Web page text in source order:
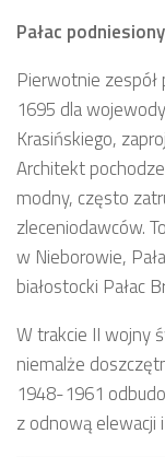
Pałac
Pierwotnie
1695 dla
Krasińskiego,
Architekt
modny, często
zleceniodawców.
w Nieborowie,
białostocki Pałac
W trakcie II wojny
niemalże
1948-1961
z odnową elewacji